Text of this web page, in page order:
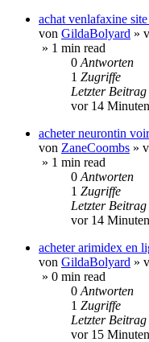
achat venlafaxine
von GildaBolyard »
» 1 min read
0 Antworten
1 Zugriffe
Letzter Beitrag
vor 14 Minuten
acheter neurontin
von ZaneCoombs »
» 1 min read
0 Antworten
1 Zugriffe
Letzter Beitrag
vor 14 Minuten
acheter arimidex en
von GildaBolyard »
» 0 min read
0 Antworten
1 Zugriffe
Letzter Beitrag
vor 15 Minuten